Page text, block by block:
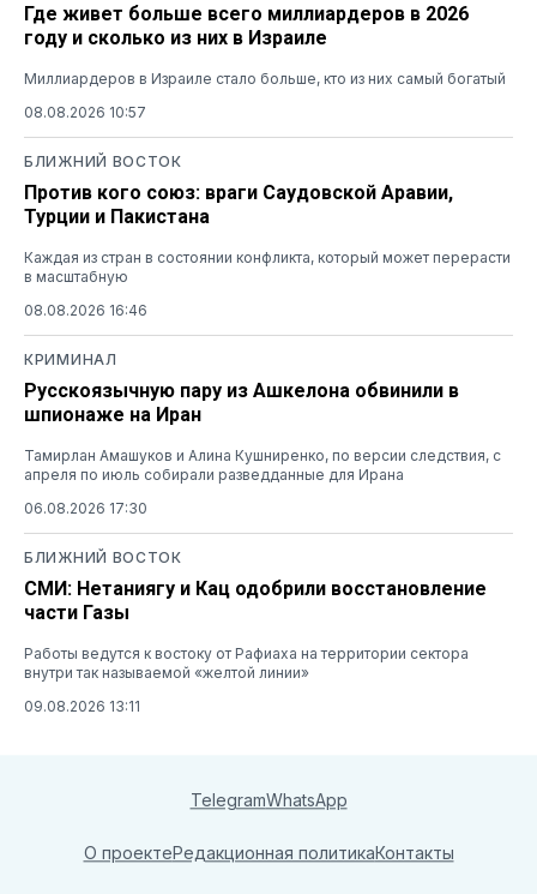
Где живет больше всего миллиардеров в 2026
году и сколько из них в Израиле
Миллиардеров в Израиле стало больше, кто из них самый богатый
08.08.2026 10:57
БЛИЖНИЙ ВОСТОК
Против кого союз: враги Саудовской Аравии,
Турции и Пакистана
Каждая из стран в состоянии конфликта, который может перерасти
в масштабную
08.08.2026 16:46
КРИМИНАЛ
Русскоязычную пару из Ашкелона обвинили в
шпионаже на Иран
Тамирлан Амашуков и Алина Кушниренко, по версии следствия, с
апреля по июль собирали разведданные для Ирана
06.08.2026 17:30
БЛИЖНИЙ ВОСТОК
СМИ: Нетаниягу и Кац одобрили восстановление
части Газы
Работы ведутся к востоку от Рафиаха на территории сектора
внутри так называемой «желтой линии»
09.08.2026 13:11
TelegramWhatsApp
О проектеРедакционная политикаКонтакты